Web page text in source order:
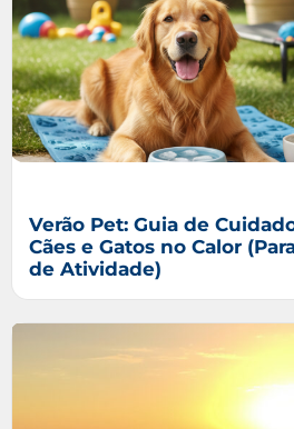
Verão Pet: Guia de
Cães e Gatos no Calor
de Atividade)